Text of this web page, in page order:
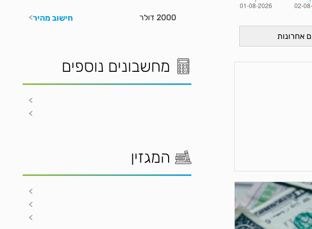
2000 דולר חישוב מהיר
מחשבונים נוספים
המגזין